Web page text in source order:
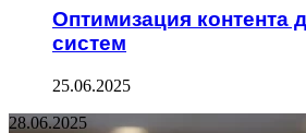
Оптимизация контента
систем
25.06.2025
28.06.2025